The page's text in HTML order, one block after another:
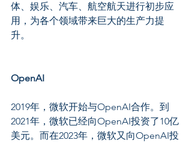
体、娱乐、汽车、航空航天进行初步应
用，为各个领域带来巨大的生产力提
升。
OpenAI
2019年，微软开始与OpenAI合作。到
2021年，微软已经向OpenAI投资了10亿
美元。而在2023年，微软又向OpenAI投